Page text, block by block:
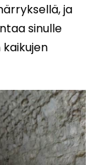
ja
sinulle